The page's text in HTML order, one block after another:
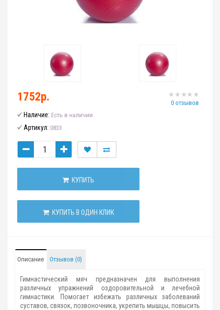
0 отзывов
1752р.
Наличие: Есть в наличии
Артикул: 0833
КУПИТЬ
КУПИТЬ В ОДИН КЛИК
Описание Отзывов (0)
Гимнастический мяч предназначен для выполнения
различных упражнений оздоровительной и лечебной
гимнастики. Помогает избежать различных заболеваний
суставов, связок, позвоночника, укрепить мышцы, повысить